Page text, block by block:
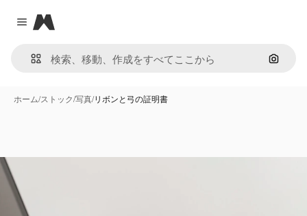
Close menu
Magnific
画像で
ホーム/ストック/写真/リボンと弓の証明書